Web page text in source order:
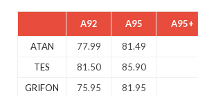
A92 A95 A95+
ATAN 77.99 81.49
TES
81.50 85.90
GRIFON
75.95 81.95